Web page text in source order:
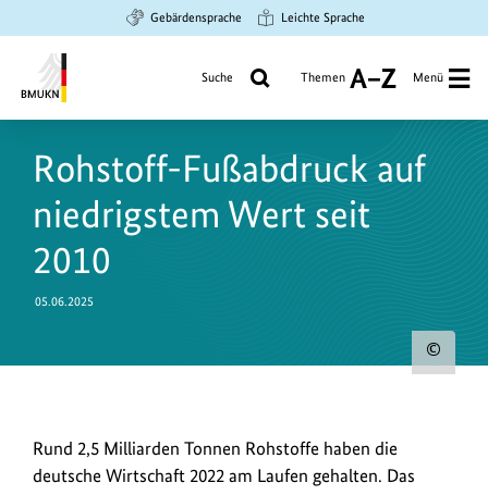
Hauptinhalt
springen
Suche
springen
Hauptnavigation
springen
Gebärdensprache Leichte Sprache
Umwelt,
Naturschutz
und
nukleare
Sicherheit
Suche Themen
A
Z
Menü
Rohstoff-Fußabdruck auf
niedrigstem Wert seit
2010
05.06.2025
Rund
2,5
Rund 2,5 Milliarden Tonnen Rohstoffe haben die
deutsche Wirtschaft 2022 am Laufen gehalten. Das